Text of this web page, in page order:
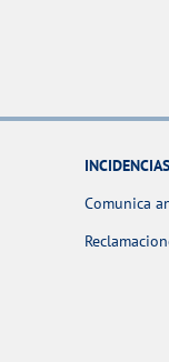
INCIDENCIAS
Comunica